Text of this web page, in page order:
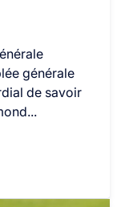
générale
de savoir